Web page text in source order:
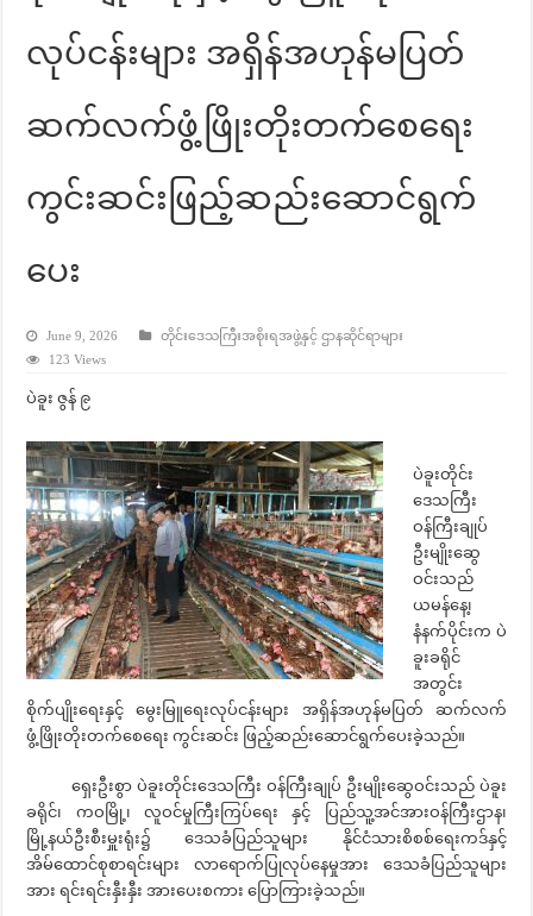
လုပ်ငန်းများ အရှိန်အဟုန်မပြတ်
ဆက်လက်ဖွံ့ဖြိုးတိုးတက်စေရေး
ကွင်းဆင်းဖြည့်ဆည်းဆောင်ရွက်
ပေး
June 9, 2026
တိုင်းဒေသကြီးအစိုးရအဖွဲ့နှင့် ဌာနဆိုင်ရာများ
123 Views
ပဲခူး ဇွန် ၉
ပဲခူးတိုင်း
ဒေသကြီး
ဝန်ကြီးချုပ်
ဦးမျိုးဆွေ
ဝင်းသည်
ယမန်နေ့၊
နံနက်ပိုင်းက ပဲ
ခူးခရိုင်
အတွင်း
စိုက်ပျိုးရေးနှင့် မွေးမြူရေးလုပ်ငန်းများ အရှိန်အဟုန်မပြတ် ဆက်လက်
ဖွံ့ဖြိုးတိုးတက်စေရေး ကွင်းဆင်း ဖြည့်ဆည်းဆောင်ရွက်ပေးခဲ့သည်။
ရှေးဦးစွာ ပဲခူးတိုင်းဒေသကြီး ဝန်ကြီးချုပ် ဦးမျိုးဆွေဝင်းသည် ပဲခူး
ခရိုင်၊ ကဝမြို့၊ လူဝင်မှုကြီးကြပ်ရေး နှင့် ပြည်သူ့အင်အားဝန်ကြီးဌာန၊
မြို့နယ်ဦးစီးမှူးရုံး၌ ဒေသခံပြည်သူများ နိုင်ငံသားစိစစ်ရေးကဒ်နှင့်
အိမ်ထောင်စုစာရင်းများ လာရောက်ပြုလုပ်နေမှုအား ဒေသခံပြည်သူများ
အား ရင်းရင်းနှီးနှီး အားပေးစကား ပြောကြားခဲ့သည်။